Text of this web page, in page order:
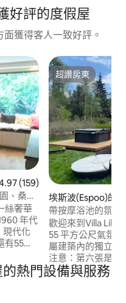
好評的度假屋
獲得客人一致好評。
159 則評價中獲得 4.97 的平
(159)
、桑拿
絲奢華
年代
現代化
55平
放2輛
Tapiola
超讚房東
超讚房東
埃斯波(Espoo)的
帶按摩浴池的氛圍
歡迎來到Villa Lilli！ 位於埃斯波努普里
55 平方公尺氣氛
屬建築內的獨立臥室） 最多可入
注意：第六張是成
在客廳。 戶外按摩浴池，額外收費50E/
天。 免費WiFi 備註！ 自備床單和毛巾，或
熱門設備與服務